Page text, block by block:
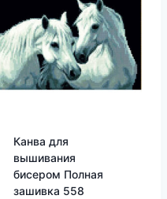
Канва для
вышивания
бисером Полная
зашивка 558